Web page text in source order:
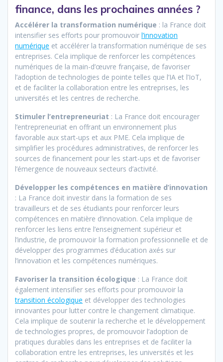
finance, dans les prochaines années ?
Accélérer la transformation numérique : la France doit
intensifier ses efforts pour promouvoir l’innovation
numérique et accélérer la transformation numérique de ses
entreprises. Cela implique de renforcer les compétences
numériques de la main-d’œuvre française, de favoriser
l’adoption de technologies de pointe telles que l’IA et l’IoT,
et de faciliter la collaboration entre les entreprises, les
universités et les centres de recherche.
Stimuler l’entrepreneuriat : La France doit encourager
l’entrepreneuriat en offrant un environnement plus
favorable aux start-ups et aux PME. Cela implique de
simplifier les procédures administratives, de renforcer les
sources de financement pour les start-ups et de favoriser
l’émergence de nouveaux secteurs d’activité.
Développer les compétences en matière d’innovation
: La France doit investir dans la formation de ses
travailleurs et de ses étudiants pour renforcer leurs
compétences en matière d’innovation. Cela implique de
renforcer les liens entre l’enseignement supérieur et
l’industrie, de promouvoir la formation professionnelle et de
développer des programmes d’éducation axés sur
l’innovation et les compétences numériques.
Favoriser la transition écologique : La France doit
également intensifier ses efforts pour promouvoir la
transition écologique et développer des technologies
innovantes pour lutter contre le changement climatique.
Cela implique de soutenir la recherche et le développement
de technologies propres, de promouvoir l’adoption de
pratiques durables dans les entreprises et de faciliter la
collaboration entre les entreprises, les universités et les